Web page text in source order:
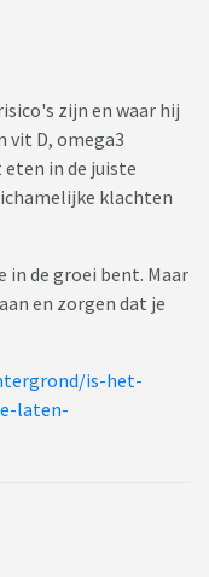
zijn en waar hij
vit D, omega3
in de juiste
klachten
in de groei bent. Maar
en zorgen dat je
is-het-
laten-